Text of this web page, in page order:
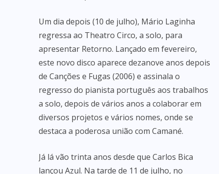
Um dia depois (10 de julho), Mário Laginha
regressa ao Theatro Circo, a solo, para
apresentar Retorno. Lançado em fevereiro,
este novo disco aparece dezanove anos depois
de Canções e Fugas (2006) e assinala o
regresso do pianista português aos trabalhos
a solo, depois de vários anos a colaborar em
diversos projetos e vários nomes, onde se
destaca a poderosa união com Camané.
Já lá vão trinta anos desde que Carlos Bica
lançou Azul. Na tarde de 11 de julho, no